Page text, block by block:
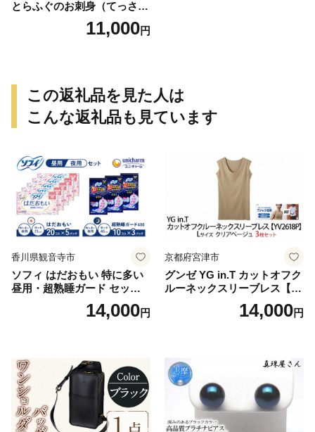
とらふぐのお刺身（てっさ）
11,000円
この返礼品を見た人は
こんな返礼品も見ています
香川県観音寺市
ソフィ はだおもい 特に多い
昼用・超熟睡ガード セット
羽付き ナプキン 生理用品 サ
ニタリー ユニ・チャーム
14,000円
京都府宮津市
グンゼ YG in.T カットオフク
ルーネックスリーブレス【Y
V2618P】Lサイズ クリアベ
ージュ3枚セット [№5716-04
14,000円